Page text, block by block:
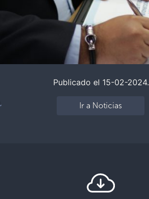
Publicado el 15-02-2024.
Ir a Noticias